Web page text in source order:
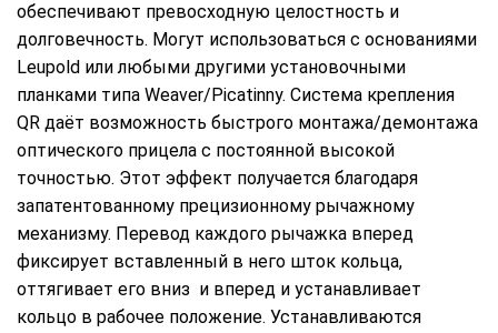
обеспечивают превосходную целостность и
долговечность. Могут использоваться с основаниями
Leupold или любыми другими установочными
планками типа Weaver/Picatinny. Система крепления
QR даёт возможность быстрого монтажа/демонтажа
оптического прицела с постоянной высокой
точностью. Этот эффект получается благодаря
запатентованному прецизионному рычажному
механизму. Перевод каждого рычажка вперед
фиксирует вставленный в него шток кольца,
оттягивает его вниз и вперед и устанавливает
кольцо в рабочее положение. Устанавливаются